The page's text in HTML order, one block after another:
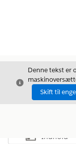
Luk
Denne tekst er
Skift til
Vis
Indhold